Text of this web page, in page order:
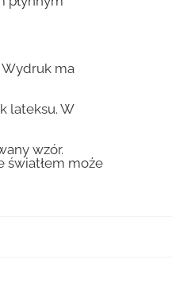
Wydruk ma
lateksu. W
wzór.
światłem może